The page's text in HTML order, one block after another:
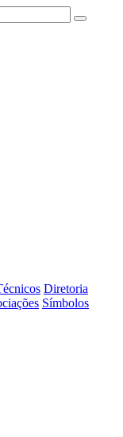
Diretoria
Símbolos